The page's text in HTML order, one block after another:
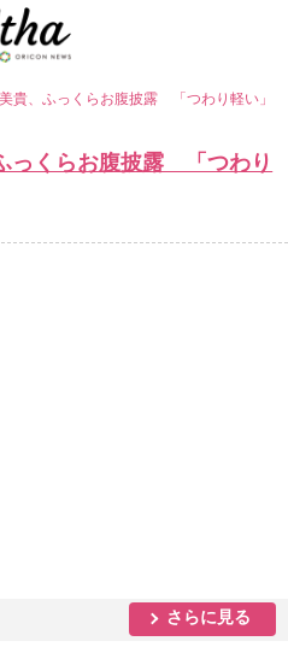
貴、ふっくらお腹披露 「つわり軽い」
っくらお腹披露 「つわり
さらに見る